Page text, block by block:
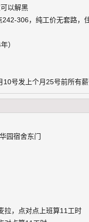
以解黑
306，纯工价无套路，
）
号发上个月25号前所有薪
园宿舍东门
拉，点对点上班算11工时